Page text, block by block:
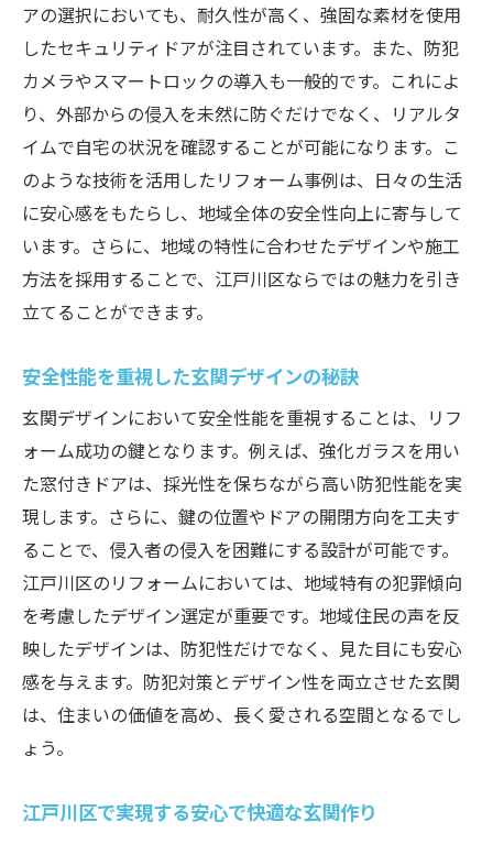
江戸川区での先進的な玄関リフォームの実
例
スマートホーム化を目指した玄関改修
安全性とデザインを両立するリフォーム案
最新技術で実現する安心の玄関空間
最先端リフォームで住まいの価値を向上
リフォームで防犯力を強化する江戸川区の家づ
くり
住まいの安全性を高めるリフォーム設計
地域の特性に応じた防犯リフォーム事例
セキュリティ強化と快適性を両立する方法
防犯性能を重視したリフォームプランの提
案
安心して暮らせる住環境作りのためのヒン
ト
江戸川区の住環境を守る防犯玄関リフォームの
重要性
地域全体の安全性を高めるリフォームの役
割
住まいの安全性を支える玄関リフォームの
アの選択においても、耐久性が高く、強固な素材を使用
したセキュリティドアが注目されています。また、防犯
カメラやスマートロックの導入も一般的です。これによ
り、外部からの侵入を未然に防ぐだけでなく、リアルタ
イムで自宅の状況を確認することが可能になります。こ
のような技術を活用したリフォーム事例は、日々の生活
に安心感をもたらし、地域全体の安全性向上に寄与して
います。さらに、地域の特性に合わせたデザインや施工
方法を採用することで、江戸川区ならではの魅力を引き
立てることができます。
安全性能を重視した玄関デザインの秘訣
玄関デザインにおいて安全性能を重視することは、リフ
ォーム成功の鍵となります。例えば、強化ガラスを用い
た窓付きドアは、採光性を保ちながら高い防犯性能を実
現します。さらに、鍵の位置やドアの開閉方向を工夫す
ることで、侵入者の侵入を困難にする設計が可能です。
江戸川区のリフォームにおいては、地域特有の犯罪傾向
を考慮したデザイン選定が重要です。地域住民の声を反
映したデザインは、防犯性だけでなく、見た目にも安心
感を与えます。防犯対策とデザイン性を両立させた玄関
は、住まいの価値を高め、長く愛される空間となるでし
ょう。
江戸川区で実現する安心で快適な玄関作り